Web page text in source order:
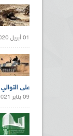
01 أبريل 2020 |
على التوالي
09 يناير 2021 |